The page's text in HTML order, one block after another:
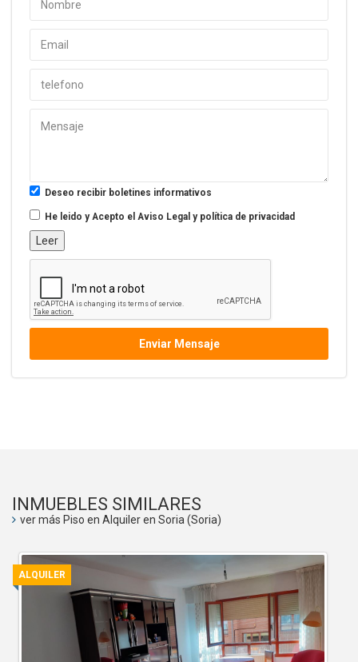
Deseo recibir boletines informativos
He leido y Acepto el Aviso Legal y política de privacidad
Leer
Enviar Mensaje
INMUEBLES SIMILARES
ver más Piso en Alquiler en Soria (Soria)
ALQUILER